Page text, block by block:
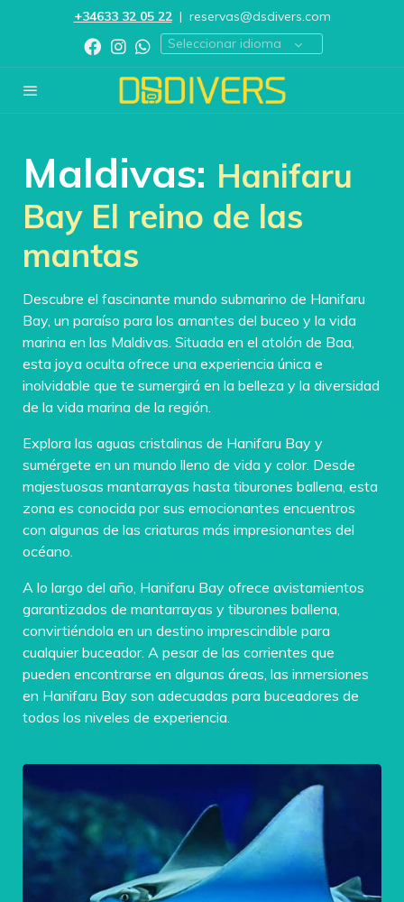
+34633 32 05 22 | reservas@dsdivers.com
Seleccionar idioma
Maldivas: Hanifaru
Bay El reino de las
mantas
Descubre el fascinante mundo submarino de Hanifaru
Bay, un paraíso para los amantes del buceo y la vida
marina en las Maldivas. Situada en el atolón de Baa,
esta joya oculta ofrece una experiencia única e
inolvidable que te sumergirá en la belleza y la diversidad
de la vida marina de la región.
Explora las aguas cristalinas de Hanifaru Bay y
sumérgete en un mundo lleno de vida y color. Desde
majestuosas mantarrayas hasta tiburones ballena, esta
zona es conocida por sus emocionantes encuentros
con algunas de las criaturas más impresionantes del
océano.
A lo largo del año, Hanifaru Bay ofrece avistamientos
garantizados de mantarrayas y tiburones ballena,
convirtiéndola en un destino imprescindible para
cualquier buceador. A pesar de las corrientes que
pueden encontrarse en algunas áreas, las inmersiones
en Hanifaru Bay son adecuadas para buceadores de
todos los niveles de experiencia.